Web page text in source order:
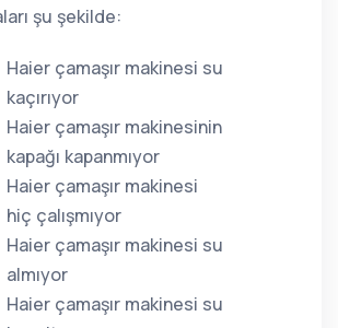
şu şekilde:
Haier çamaşır makinesi su
kaçırıyor
Haier çamaşır makinesinin
kapağı kapanmıyor
Haier çamaşır makinesi
hiç çalışmıyor
Haier çamaşır makinesi su
almıyor
Haier çamaşır makinesi su